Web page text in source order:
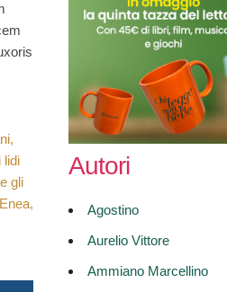
lidi
gli
Autori
Agostino
Aurelio Vittore
Ammiano Marcellino